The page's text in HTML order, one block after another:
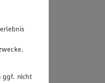
ggf. nicht